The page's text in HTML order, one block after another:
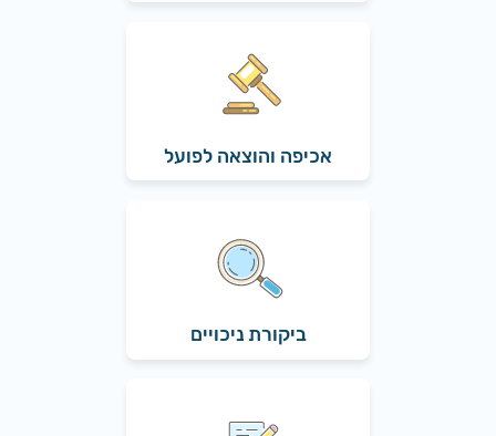
אכיפה והוצאה לפועל
ביקורת ניכויים